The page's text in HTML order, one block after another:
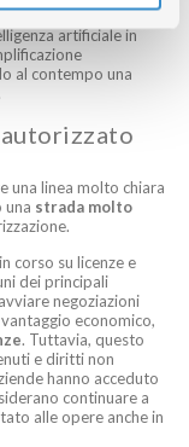
segna un passo
artificiale in
al contempo una
una linea molto chiara
una strada molto
corso su licenze e
dei principali
negoziazioni
economico,
. Tuttavia, questo
e diritti non
hanno acceduto
continuare a
alle opere anche in